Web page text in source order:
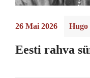
26 Mai 2026 Hugo
Eesti rahva